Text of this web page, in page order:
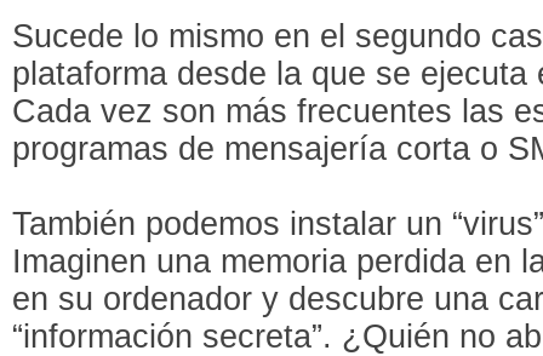
Sucede lo mismo en el segundo
plataforma desde la que se ejecuta
Cada vez son más frecuentes las
programas de mensajería corta o
También podemos instalar un
Imaginen una memoria perdida en
en su ordenador y descubre una
“información secreta”. ¿Quién no